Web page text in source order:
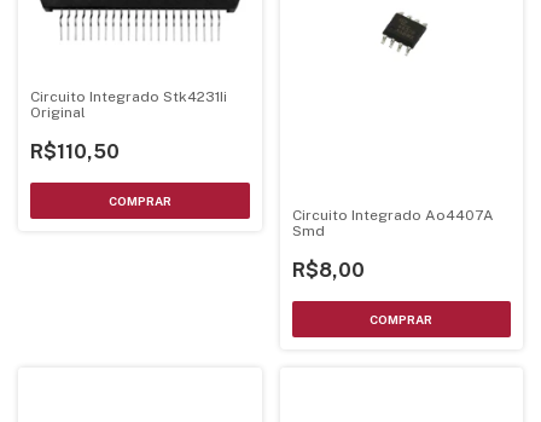
Circuito Integrado Stk4231Ii
Original
R$110,50
Circuito Integrado Ao4407A
Smd
R$8,00